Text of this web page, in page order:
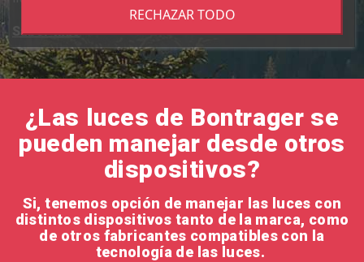
Saber más
¿Las luces de Bontrager se
pueden manejar desde otros
dispositivos?
Si, tenemos opción de manejar las luces con
distintos dispositivos tanto de la marca, como
de otros fabricantes compatibles con la
tecnología de las luces.
RECHAZAR TODO